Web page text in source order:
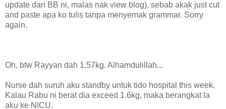
update dari BB ni, malas nak view blog), sebab akak just cut
and paste apa ko tulis tanpa menyemak grammar. Sorry
again.
Oh, btw Rayyan dah 1.57kg. Alhamdulillah...
Nurse dah suruh aku standby untuk tido hospital this week.
Kalau Rabu ni berat dia exceed 1.6kg, maka berangkat la
aku ke NICU.